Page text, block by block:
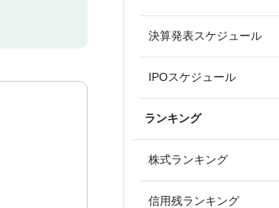
決算発表スケジュール
IPOスケジュール
ランキング
株式ランキング
信用残ランキング